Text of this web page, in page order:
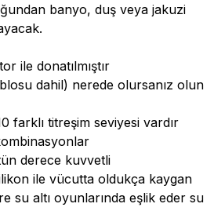
banyo, duş veya jakuzi
ile donatılmıştır
dahil) nerede olursanız olun
farklı titreşim seviyesi vardır
derece kuvvetli
ile vücutta oldukça kaygan
su altı oyunlarında eşlik eder su